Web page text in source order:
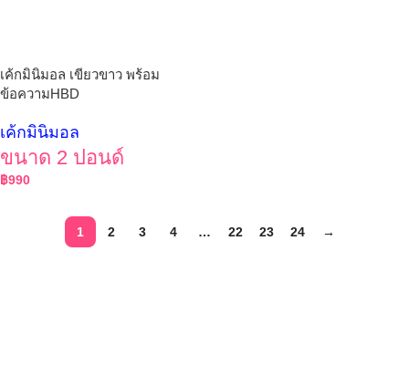
เค้กมินิมอล เขียวขาว พร้อม
ข้อความHBD
เค้กมินิมอล
ขนาด 2 ปอนด์
฿990
1 2 3 4 … 22 23 24 →